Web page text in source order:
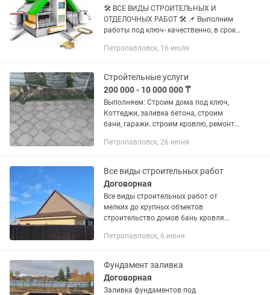
🛠 ВСЕ ВИДЫ СТРОИТЕЛЬНЫХ И
ОТДЕЛОЧНЫХ РАБОТ 🛠 📌 Выполним
работы под ключ- качественно, в срок
частными и коммерческими
Строительство...
Петропавловск, 16 июля
Стройтельные услуги
200 000 - 10 000 000 ₸
Выполняем: Строим дома под ключ,
Коттеджи, заливка бетона, строим
бани, гаражи. строим кровлю, ремонт
Произведём демонтаж здания . Также
Петропавловск, 26 июня
Все виды строительных работ
Договорная
Все виды строительных работ от
мелких до крупных объектов
строительство домов бань кровля
двери частичное строительство
Петропавловск, 6 июня
Фундамент заливка
Договорная
Заливка фундаментов под